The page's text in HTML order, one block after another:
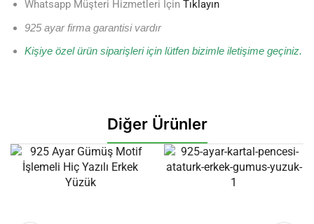
Whatsapp Müşteri Hizmetleri İçin Tıklayın
925 ayar firma garantisi vardır
Kişiye özel ürün siparişleri için lütfen bizimle iletişime geçiniz.
Diğer Ürünler